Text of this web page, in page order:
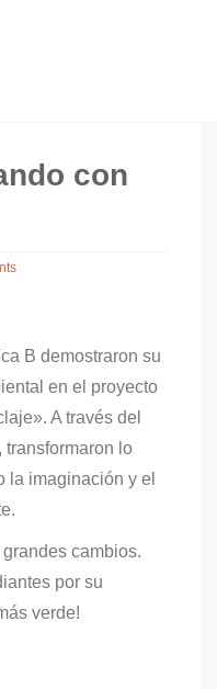
con
B demostraron su
en el proyecto
A través del
transformaron lo
la imaginación y el
cambios.
por su
verde!